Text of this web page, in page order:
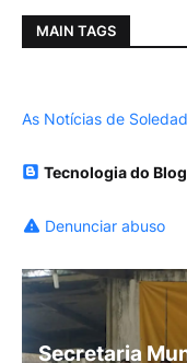
MAIN TAGS
As Notícias de
Tecnologia do
Denunciar abuso
Secretaria